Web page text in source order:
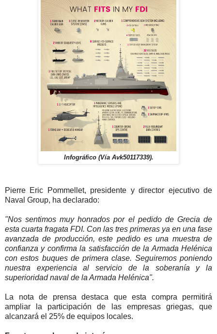
Infográfico (Vía Avk50117339).
Pierre Eric Pommellet, presidente y director ejecutivo de
Naval Group, ha declarado:
"Nos sentimos muy honrados por el pedido de Grecia de
esta cuarta fragata FDI. Con las tres primeras ya en una fase
avanzada de producción, este pedido es una muestra de
confianza y confirma la satisfacción de la Armada Helénica
con estos buques de primera clase. Seguiremos poniendo
nuestra experiencia al servicio de la soberanía y la
superioridad naval de la Armada Helénica".
La nota de prensa destaca que esta compra permitirá
ampliar la participación de las empresas griegas, que
alcanzará el 25% de equipos locales.